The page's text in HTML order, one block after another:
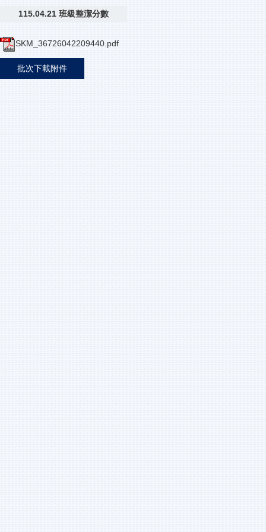
115.04.21 班級整潔分數
SKM_36726042209440.pdf
批次下載附件